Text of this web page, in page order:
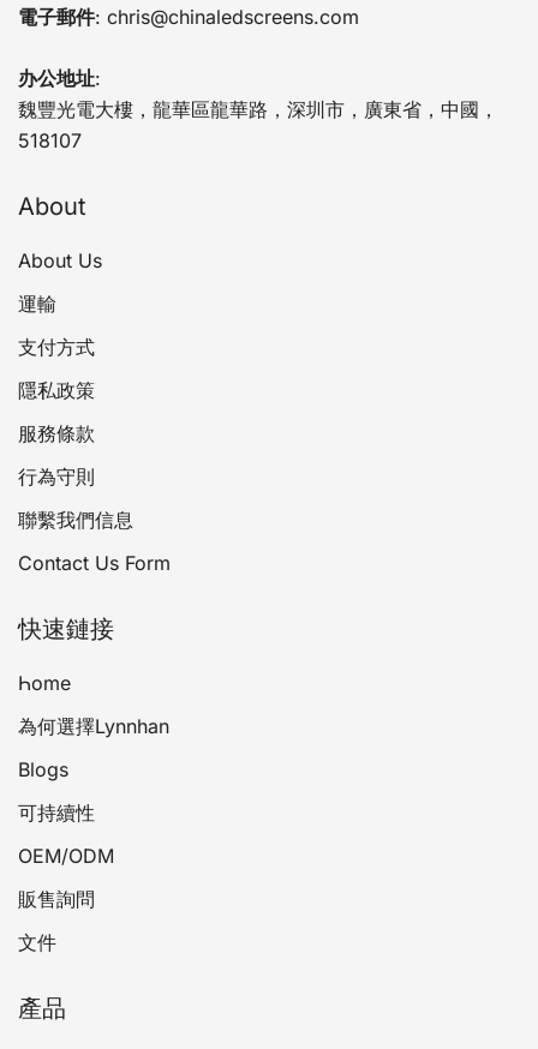
電子郵件: chris@chinaledscreens.com
办公地址:
魏豐光電大樓，龍華區龍華路，深圳市，廣東省，中國，
518107
About
About Us
運輸
支付方式
隱私政策
服務條款
行為守則
聯繫我們信息
Contact Us Form
快速鏈接
Һоmе
為何選擇Lynnhan
Blogs
可持續性
OEM/ODM
販售詢問
文件
產品